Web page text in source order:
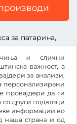
и слични
важност, а
за анализи,
персонализирани
да ги
други податоци
информации во
наша страна и од
за патарина,
ДДВ.